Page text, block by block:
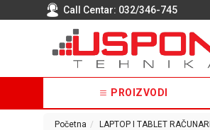
Call Centar: 032/346-745
PROIZVODI
Početna LAPTOP I TABLET RAČUNARI